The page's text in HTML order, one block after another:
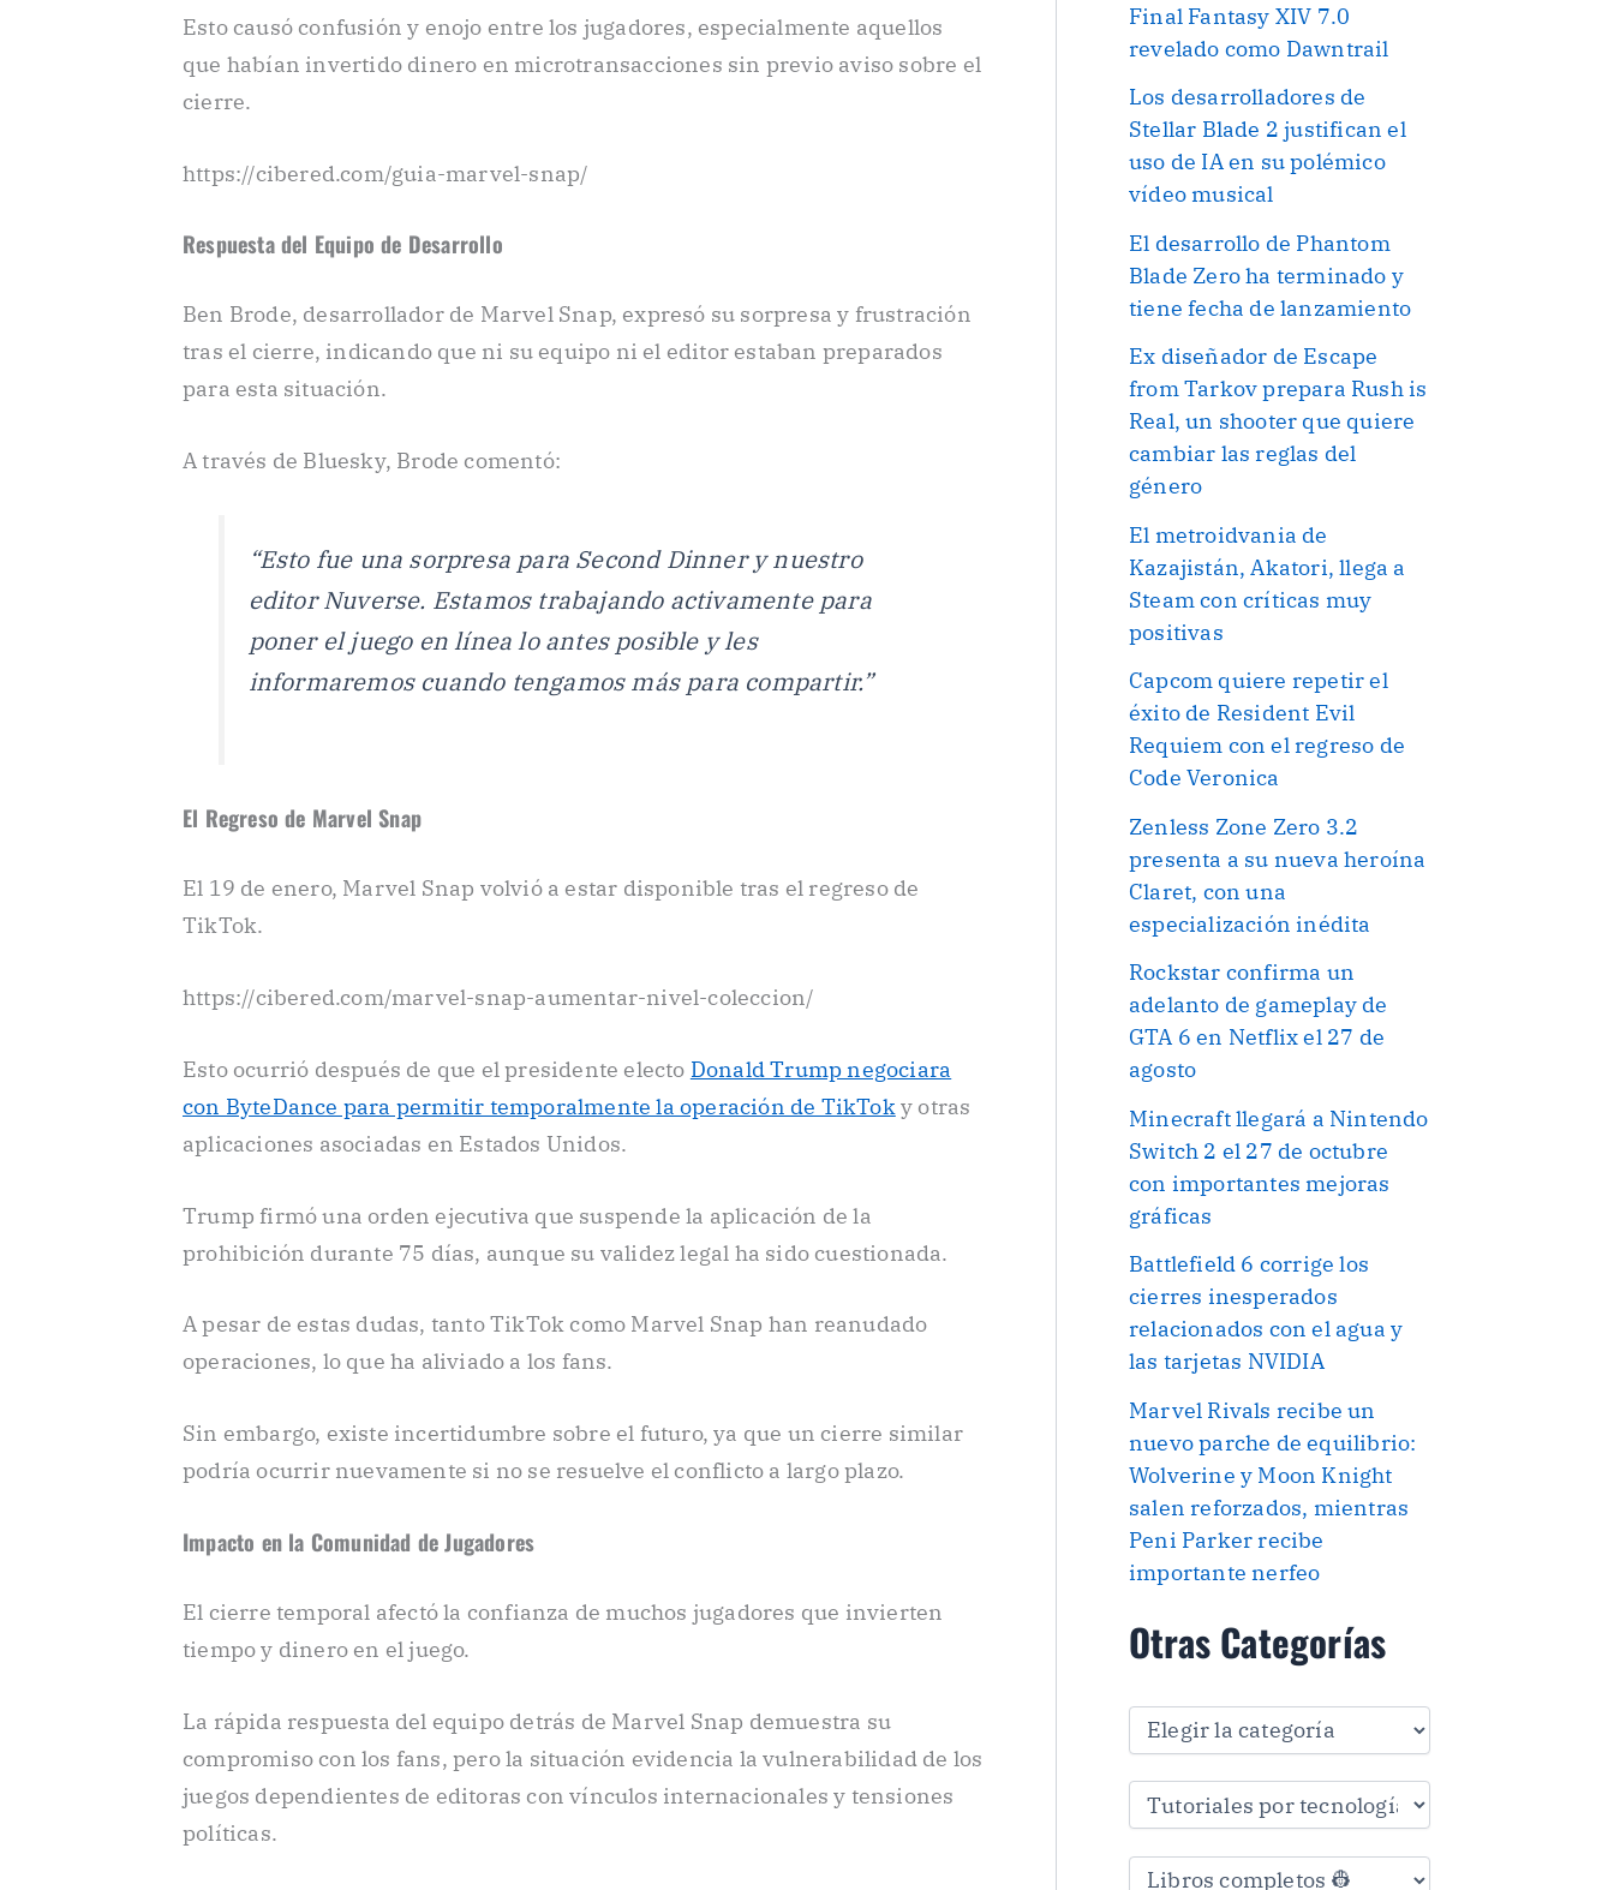
Esto causó confusión y enojo entre los jugadores, especialmente aquellos
que habían invertido dinero en microtransacciones sin previo aviso sobre el
cierre.
https://cibered.com/guia-marvel-snap/
Respuesta del Equipo de Desarrollo
Ben Brode, desarrollador de Marvel Snap, expresó su sorpresa y frustración
tras el cierre, indicando que ni su equipo ni el editor estaban preparados
para esta situación.
A través de Bluesky, Brode comentó:
“Esto fue una sorpresa para Second Dinner y nuestro
editor Nuverse. Estamos trabajando activamente para
poner el juego en línea lo antes posible y les
informaremos cuando tengamos más para compartir.”
El Regreso de Marvel Snap
El 19 de enero, Marvel Snap volvió a estar disponible tras el regreso de
TikTok.
https://cibered.com/marvel-snap-aumentar-nivel-coleccion/
Esto ocurrió después de que el presidente electo Donald Trump negociara
con ByteDance para permitir temporalmente la operación de TikToky otras
aplicaciones asociadas en Estados Unidos.
Trump firmó una orden ejecutiva que suspende la aplicación de la
prohibición durante 75 días, aunque su validez legal ha sido cuestionada.
A pesar de estas dudas, tanto TikTok como Marvel Snap han reanudado
operaciones, lo que ha aliviado a los fans.
Sin embargo, existe incertidumbre sobre el futuro, ya que un cierre similar
podría ocurrir nuevamente si no se resuelve el conflicto a largo plazo.
Impacto en la Comunidad de Jugadores
El cierre temporal afectó la confianza de muchos jugadores que invierten
tiempo y dinero en el juego.
La rápida respuesta del equipo detrás de Marvel Snap demuestra su
compromiso con los fans, pero la situación evidencia la vulnerabilidad de los
juegos dependientes de editoras con vínculos internacionales y tensiones
políticas.
Final Fantasy XIV 7.0
revelado como Dawntrail
Los desarrolladores de
Stellar Blade 2 justifican el
uso de IA en su polémico
vídeo musical
El desarrollo de Phantom
Blade Zero ha terminado y
tiene fecha de lanzamiento
Ex diseñador de Escape
from Tarkov prepara Rush is
Real, un shooter que quiere
cambiar las reglas del
género
El metroidvania de
Kazajistán, Akatori, llega a
Steam con críticas muy
positivas
Capcom quiere repetir el
éxito de Resident Evil
Requiem con el regreso de
Code Veronica
Zenless Zone Zero 3.2
presenta a su nueva heroína
Claret, con una
especialización inédita
Rockstar confirma un
adelanto de gameplay de
GTA 6 en Netflix el 27 de
agosto
Minecraft llegará a Nintendo
Switch 2 el 27 de octubre
con importantes mejoras
gráficas
Battlefield 6 corrige los
cierres inesperados
relacionados con el agua y
las tarjetas NVIDIA
Marvel Rivals recibe un
nuevo parche de equilibrio:
Wolverine y Moon Knight
salen reforzados, mientras
Peni Parker recibe
importante nerfeo
Otras Categorías
O
a
a